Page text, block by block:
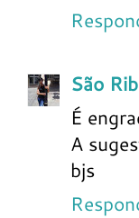
São
É
A
bjs